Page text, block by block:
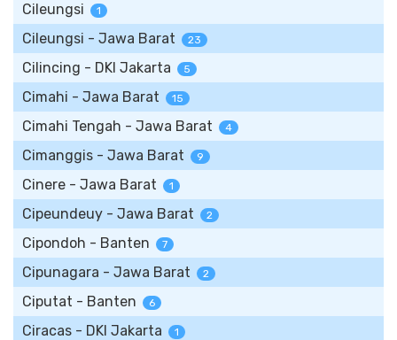
Cileungsi 1
Cileungsi - Jawa Barat 23
Cilincing - DKI Jakarta 5
Cimahi - Jawa Barat 15
Cimahi Tengah - Jawa Barat 4
Cimanggis - Jawa Barat 9
Cinere - Jawa Barat 1
Cipeundeuy - Jawa Barat 2
Cipondoh - Banten 7
Cipunagara - Jawa Barat 2
Ciputat - Banten 6
Ciracas - DKI Jakarta 1